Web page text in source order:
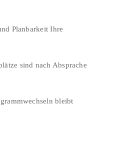
Planbarkeit Ihre
sind nach Absprache
bleibt